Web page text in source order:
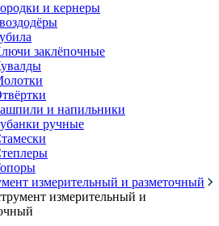
и кернеры
заклёпочные
и напильники
ручные
измерительный и разметочный
измерительный и